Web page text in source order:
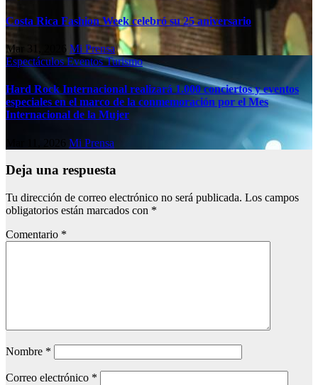
Costa Rica Fashion Week celebró su 25 aniversario
Mar 31, 2026 Mi Prensa
Espectáculos EventosTurismo
Hard Rock Internacional realizará 1.000 conciertos y eventos
especiales en el marco de la conmemoración por el Mes
Internacional de la Mujer
Mar 11, 2026 Mi Prensa
Deja una respuesta
Tu dirección de correo electrónico no será publicada. Los campos
obligatorios están marcados con *
Comentario *
Nombre *
Correo electrónico *